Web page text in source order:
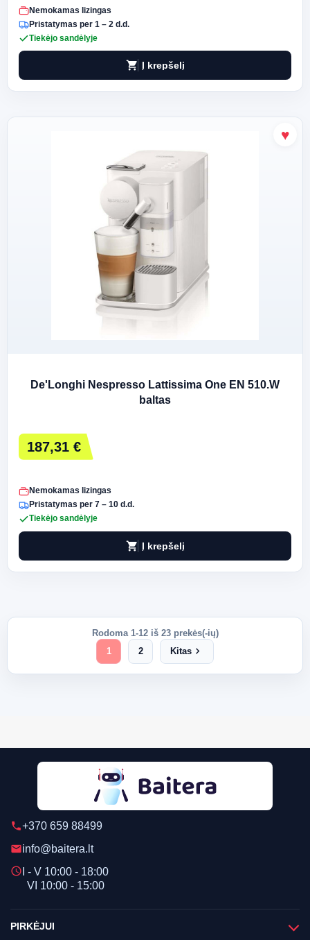
Nemokamas lizingas
Pristatymas per 1 – 2 d.d.
Tiekėjo sandėlyje
shopping_cart Į krepšelį
De'Longhi Nespresso Lattissima One EN 510.W
baltas
187,31 €
Nemokamas lizingas
Pristatymas per 7 – 10 d.d.
Tiekėjo sandėlyje
shopping_cart Į krepšelį
Rodoma 1-12 iš 23 prekės(-ių)
1
2 Kitas chevron_right
phone+370 659 88499
emailinfo@baitera.lt
schedule I - V 10:00 - 18:00
VI 10:00 - 15:00
PIRKĖJUI